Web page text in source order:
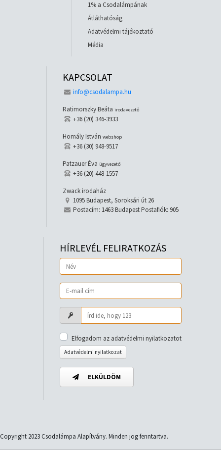
1% a Csodalámpának
Átláthatóság
Adatvédelmi tájékoztató
Média
KAPCSOLAT
info@csodalampa.hu
Ratimorszky Beáta irodavezető
+36 (20) 346-3933
Homály István webshop
+36 (30) 948-9517
Patzauer Éva ügyvezető
+36 (20) 448-1557
Zwack irodaház
1095 Budapest, Soroksári út 26
Postacím: 1463 Budapest Postafiók: 905
HÍRLEVÉL FELIRATKOZÁS
Elfogadom az adatvédelmi nyilatkozatot
Adatvédelmi nyilatkozat
ELKÜLDÖM
Copyright 2023 Csodalámpa Alapítvány. Minden jog fenntartva.